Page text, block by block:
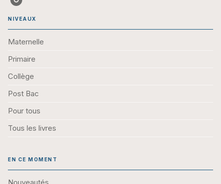
NIVEAUX
Maternelle
Primaire
Collège
Post Bac
Pour tous
Tous les livres
EN CE MOMENT